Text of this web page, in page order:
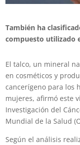
También ha
compuesto utilizado
El talco, un mineral
en cosméticos y
cancerígeno para los
mujeres, afirmó este
Investigación del
Mundial de la Salud
Según el análisis